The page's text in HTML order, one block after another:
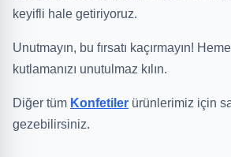
keyifli hale getiriyoruz.
Unutmayın, bu fırsatı kaçırmayın!
kutlamanızı unutulmaz kılın.
Diğer tüm Konfetiler ürünlerimiz için
gezebilirsiniz.